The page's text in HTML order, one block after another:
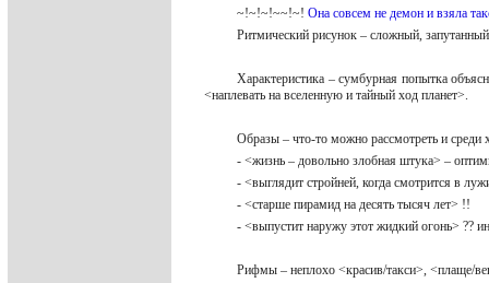
~!~!~!~~!~! Она совсем не демон и взяла
Ритмический рисунок – сложный,
Характеристика – сумбурная попытка
<наплевать на вселенную и тайный ход планет>.
Образы – что-то можно рассмотреть и
- <жизнь – довольно злобная штука> –
- <выглядит стройней, когда смотрится в
- <старше пирамид на десять тысяч лет> !!
- <выпустит наружу этот жидкий огонь> ??
Рифмы – неплохо <красив/такси>, <плаще/